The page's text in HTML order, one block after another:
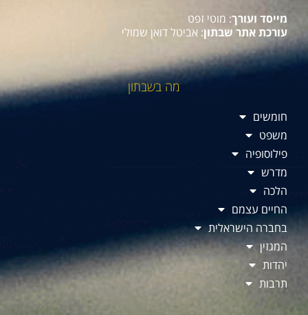
מייסד ועורך: מוטי זפט
עורכת אתר שבתון: אביטל דואן שמולי
מה בשבתון
חומשים
משפט
פילוסופיה
מדרש
הלכה
החיים עצמם
בחברה הישראלית
המגזין
יהדות
תרבות